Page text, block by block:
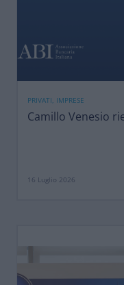
PRIVATI, IMPRESE
Camillo Venesio
16 Luglio 2026